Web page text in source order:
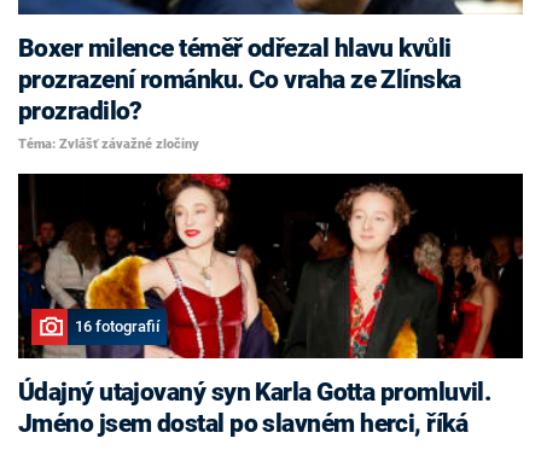
Boxer milence téměř odřezal hlavu kvůli
prozrazení románku. Co vraha ze Zlínska
prozradilo?
Téma: Zvlášť závažné zločiny
16 fotografií
Údajný utajovaný syn Karla Gotta promluvil.
Jméno jsem dostal po slavném herci, říká